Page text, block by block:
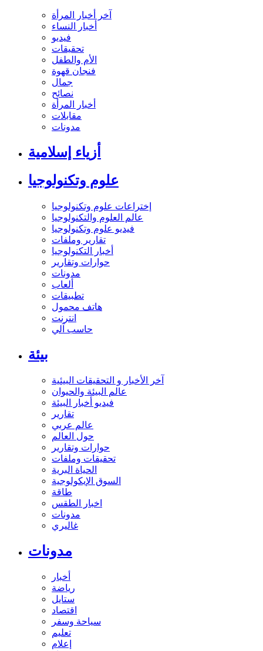
آخر أخبار المرأة
أخبار النساء
فيديو
تحقيقات
الأم والطفل
فنجان قهوة
جمال
نصائح
أخبار المرأة
مقابلات
مدونات
أزياء إسلامية
علوم وتكنولوجيا
إختراعات علوم وتكنولوجيا
عالم العلوم والتكنولوجيا
فيديو علوم وتكنولوجيا
تقارير وملفات
أخبار التكنولوجيا
حوارات وتقارير
مدونات
ألعاب
تطبيقات
هاتف محمول
انترنت
حاسب آلي
بيئة
آخر الأخبار و التحقيقات البيئية
عالم البيئة والحيوان
فيديو أخبار البيئة
تقارير
عالم عربي
حول العالم
حوارات وتقارير
تحقيقات وملفات
الحياة البرية
السوق الإيكولوجية
طاقة
اخبار الطقس
مدونات
غاليري
مدونات
أخبار
رياضة
ستايل
اقتصاد
سياحة وسفر
تعليم
إعلام